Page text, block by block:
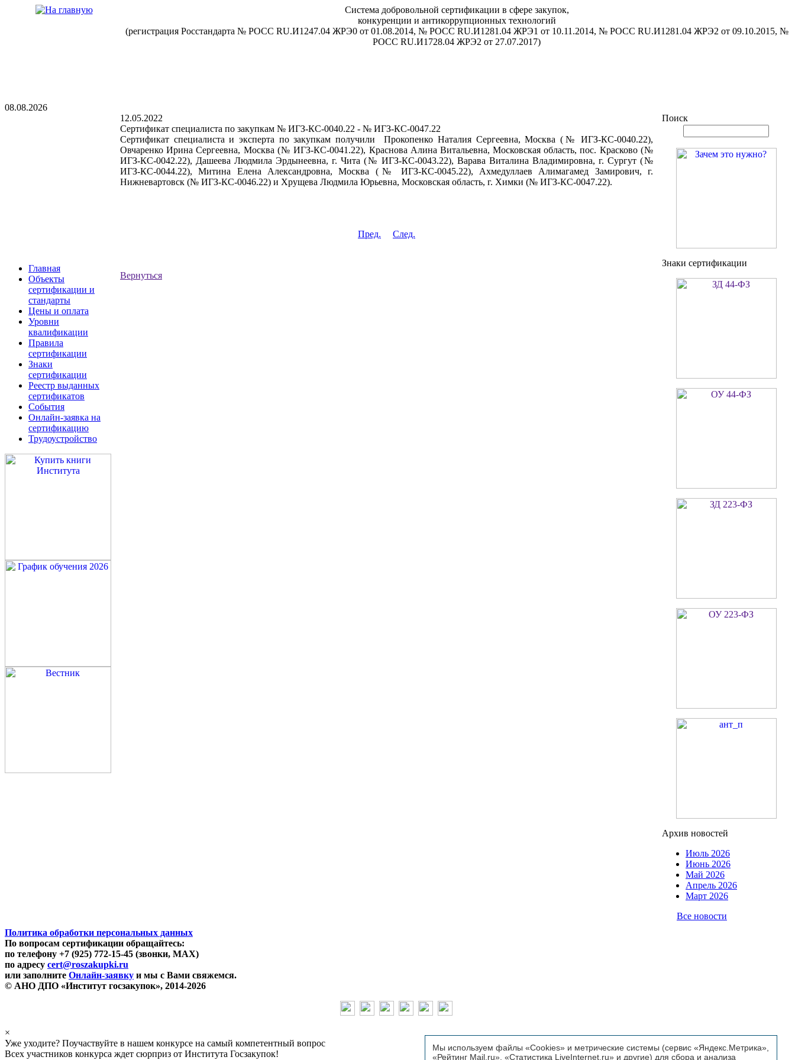
Система добровольной сертификации в сфере закупок,
конкуренции и антикоррупционных технологий
(регистрация Росстандарта № РОСС RU.И1247.04 ЖРЭ0 от 01.08.2014, № РОСС RU.И1281.04 ЖРЭ1 от 10.11.2014, № РОСС RU.И1281.04 ЖРЭ2 от 09.10.2015, №
РОСС RU.И1728.04 ЖРЭ2 от 27.07.2017)
08.08.2026
Главная
Объекты
сертификации и
стандарты
Цены и оплата
Уровни
квалификации
Правила
сертификации
Знаки
сертификации
Реестр выданных
сертификатов
События
Онлайн-заявка на
сертификацию
Трудоустройство
12.05.2022
Сертификат специалиста по закупкам № ИГЗ-КС-0040.22 - № ИГЗ-КС-0047.22
Сертификат специалиста и эксперта по закупкам получили Прокопенко Наталия Сергеевна, Москва (№ ИГЗ-КС-0040.22),
Овчаренко Ирина Сергеевна, Москва (№ ИГЗ-КС-0041.22), Краснова Алина Витальевна, Московская область, пос. Красково (№
ИГЗ-КС-0042.22), Дашеева Людмила Эрдынеевна, г. Чита (№ ИГЗ-КС-0043.22), Варава Виталина Владимировна, г. Сургут (№
ИГЗ-КС-0044.22), Митина Елена Александровна, Москва (№ ИГЗ-КС-0045.22), Ахмедуллаев Алимагамед Замирович, г.
Нижневартовск (№ ИГЗ-КС-0046.22) и Хрущева Людмила Юрьевна, Московская область, г. Химки (№ ИГЗ-КС-0047.22).
Пред. След.
Вернуться
Поиск
Знаки сертификации
Архив новостей
Июль 2026
Июнь 2026
Май 2026
Апрель 2026
Март 2026
Все новости
Политика обработки персональных данных
По вопросам сертификации обращайтесь:
по телефону +7 (925) 772-15-45 (звонки, MAX)
по адресу cert@roszakupki.ru
или заполните Онлайн-заявку и мы с Вами свяжемся.
© АНО ДПО «Институт госзакупок», 2014-2026
Мы используем файлы «Cookies» и метрические системы (сервис «Яндекс.Метрика»,
«Рейтинг Mail.ru», «Статистика LiveInternet.ru» и другие) для сбора и анализа
×
Уже уходите? Поучаствуйте в нашем конкурсе на самый компетентный вопрос
Всех участников конкурса ждет сюрприз от Института Госзакупок!